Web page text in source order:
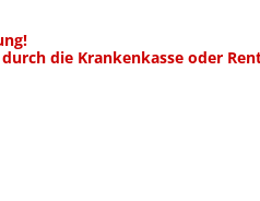
die Krankenkasse oder